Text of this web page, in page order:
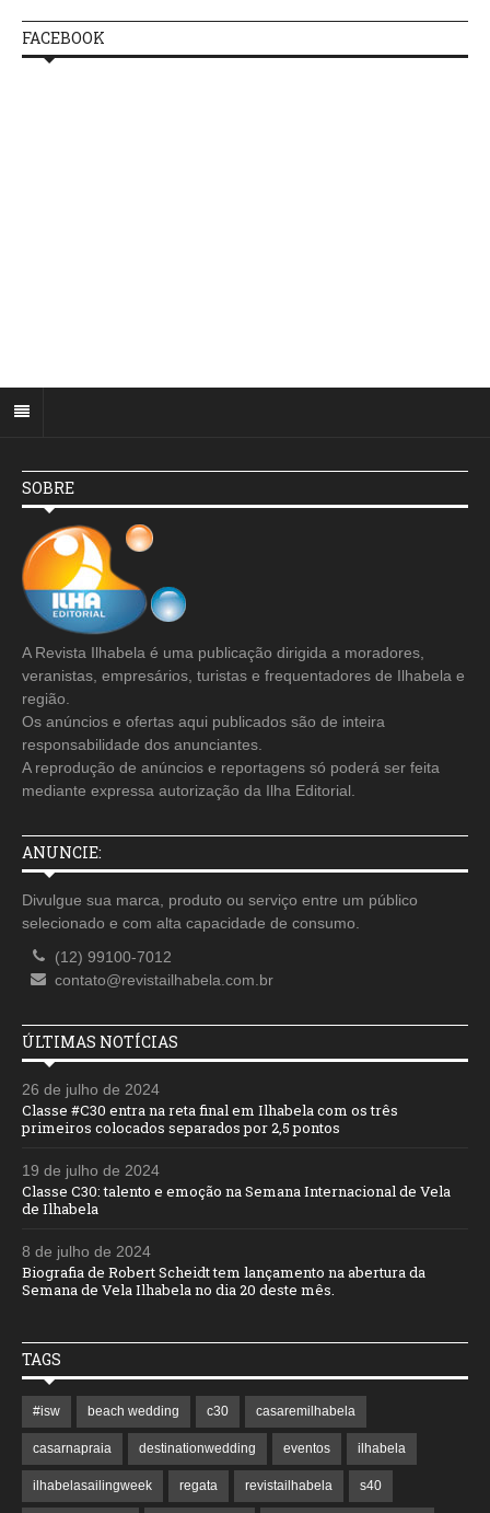
FACEBOOK
SOBRE
A Revista Ilhabela é uma publicação dirigida a moradores,
veranistas, empresários, turistas e frequentadores de Ilhabela e
região.
Os anúncios e ofertas aqui publicados são de inteira
responsabilidade dos anunciantes.
A reprodução de anúncios e reportagens só poderá ser feita
mediante expressa autorização da Ilha Editorial.
ANUNCIE:
Divulgue sua marca, produto ou serviço entre um público
selecionado e com alta capacidade de consumo.
(12) 99100-7012
contato@revistailhabela.com.br
ÚLTIMAS NOTÍCIAS
26 de julho de 2024
Classe #C30 entra na reta final em Ilhabela com os três
primeiros colocados separados por 2,5 pontos
19 de julho de 2024
Classe C30: talento e emoção na Semana Internacional de Vela
de Ilhabela
8 de julho de 2024
Biografia de Robert Scheidt tem lançamento na abertura da
Semana de Vela Ilhabela no dia 20 deste mês.
TAGS
#isw beach wedding c30 casaremilhabela
casarnapraia destinationwedding eventos ilhabela
ilhabelasailingweek regata revistailhabela s40